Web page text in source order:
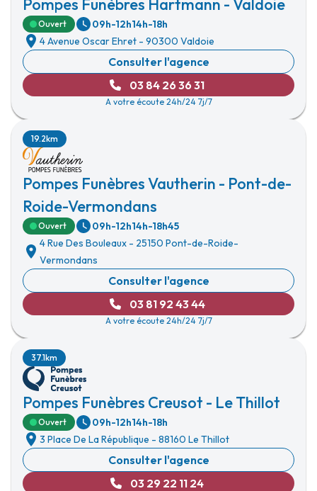
Pompes Funèbres Hartmann - Valdoie
Ouvert 09h-12h14h-18h
4 Avenue Oscar Ehret - 90300 Valdoie
Consulter l'agence
03 84 26 36 31
A votre écoute 24h/24 7j/7
Pompes Funèbres Vautherin - Pont-de-
Roide-Vermondans
19.2km
Ouvert 09h-12h14h-18h45
4 Rue Des Bouleaux - 25150 Pont-de-Roide-
Vermondans
Consulter l'agence
03 81 92 43 44
A votre écoute 24h/24 7j/7
Pompes Funèbres Creusot - Le Thillot
37.1km
Ouvert 09h-12h14h-18h
3 Place De La République - 88160 Le Thillot
Consulter l'agence
03 29 22 11 24